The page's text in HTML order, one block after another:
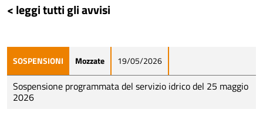
< leggi tutti gli avvisi
SOSPENSIONI Mozzate 19/05/2026
Sospensione programmata del servizio idrico del 25 maggio
2026